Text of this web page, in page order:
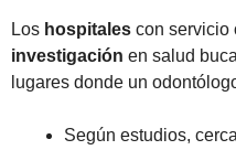
Los hospitales con servicio
investigación en salud
lugares donde un
Según estudios,